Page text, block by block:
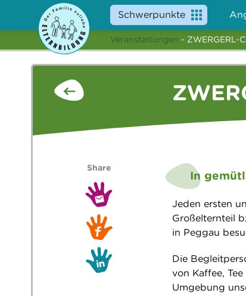
Schwerpunkte
Veranstaltungen - ZWERGERL-
In
Jeden ersten
Großelternteil
in Peggau
Die
von Kaffee,
Umgebung
Share